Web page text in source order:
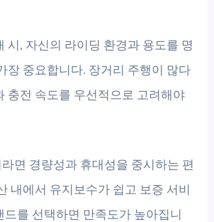
시, 자신의 라이딩 환경과 용도를 명
장 중요합니다. 장거리 주행이 많다
충전 속도를 우선적으로 고려해야
면 경량성과 휴대성을 중시하는 편
내에서 유지보수가 쉽고 보증 서비
드를 선택하면 만족도가 높아집니